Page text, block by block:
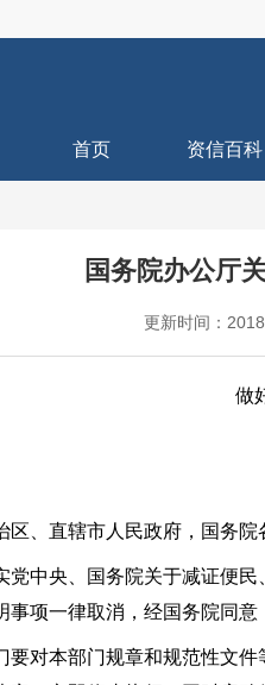
首页 资信百科
国务院办公厅
更新时间：
做
区、直辖市人民政府，国务院
党中央、国务院关于减证便
事项一律取消，经国务院同意
要对本部门规章和规范性文